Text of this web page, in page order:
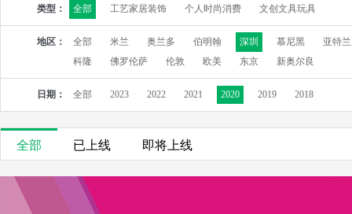
类型： 全部 工艺家居装饰 个人时尚消费 文创文具玩具
地区： 全部 米兰 奥兰多 伯明翰 深圳 慕尼黑
亚特
科隆
佛罗伦萨 伦敦 欧美 东京 新奥尔良
日期： 全部 2023 2022 2021 2020 2019 2018
全部 已上线 即将上线